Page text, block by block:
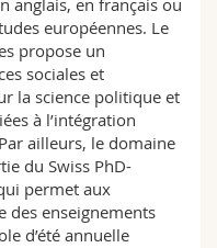
anglais, en français ou
européennes. Le
propose un
sociales et
la science politique et
à l’intégration
ailleurs, le domaine
du Swiss PhD-
permet aux
des enseignements
d’été annuelle